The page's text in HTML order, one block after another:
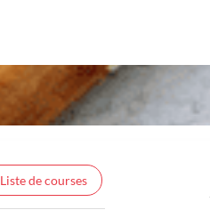
Liste de courses